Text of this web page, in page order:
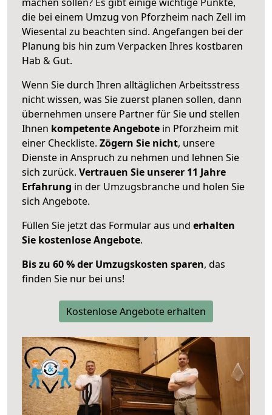
die bei einem Umzug von Pforzheim nach Zell im
Wiesental zu beachten sind. Angefangen bei der
Planung bis hin zum Verpacken Ihres kostbaren
Hab & Gut.
Wenn Sie durch Ihren alltäglichen Arbeitsstress
nicht wissen, was Sie zuerst planen sollen, dann
übernehmen unsere Partner für Sie und stellen
Ihnen kompetente Angebote in Pforzheim mit
einer Checkliste. Zögern Sie nicht, unsere
Dienste in Anspruch zu nehmen und lehnen Sie
sich zurück. Vertrauen Sie unserer 11 Jahre
Erfahrung in der Umzugsbranche und holen Sie
sich Angebote.
Füllen Sie jetzt das Formular aus und erhalten
Sie kostenlose Angebote.
Bis zu 60 % der Umzugskosten sparen, das
finden Sie nur bei uns!
Kostenlose Angebote erhalten